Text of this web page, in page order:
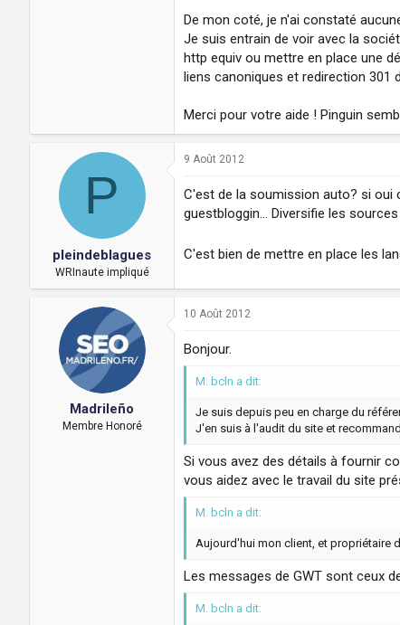
De mon coté, je n'ai constaté
Je suis entrain de voir avec la
http equiv ou mettre en place une
liens canoniques et redirection 301
Merci pour votre aide ! Pinguin
P
pleindeblagues
WRInaute impliqué
9 Août 2012
C'est de la soumission auto? si oui
guestbloggin... Diversifie les
C'est bien de mettre en place les
Madrileño
Membre Honoré
10 Août 2012
Bonjour.
M. bcln a dit:
Je suis depuis peu en charge du
J'en suis à l'audit du site et
Si vous avez des détails à fournir
vous aidez avec le travail du site
M. bcln a dit:
Aujourd'hui mon client, et propriétaire
Les messages de GWT sont ceux
M. bcln a dit: